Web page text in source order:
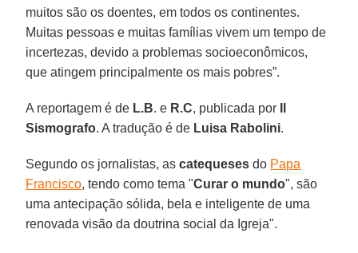
muitos são os doentes, em todos os continentes.
Muitas pessoas e muitas famílias vivem um tempo de
incertezas, devido a problemas socioeconômicos,
que atingem principalmente os mais pobres”.
A reportagem é de L.B. e R.C, publicada por
Sismografo. A tradução é de Luisa Rabolini.
Segundo os jornalistas, ascatequeses do Papa
Francisco, tendo como tema "Curar o mundo", são
uma antecipação sólida, bela e inteligente de uma
renovada visão da doutrina social da Igreja".